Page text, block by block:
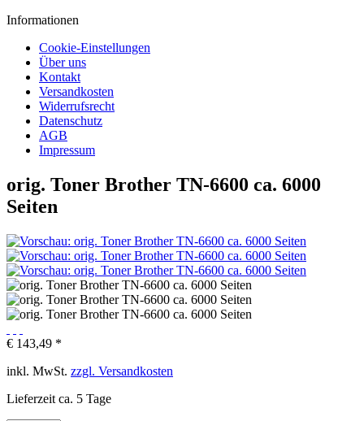
Informationen
Cookie-Einstellungen
Über uns
Kontakt
Versandkosten
Widerrufsrecht
Datenschutz
AGB
Impressum
orig. Toner Brother TN-6600 ca. 6000
Seiten
€ 143,49 *
inkl. MwSt. zzgl. Versandkosten
Lieferzeit ca. 5 Tage